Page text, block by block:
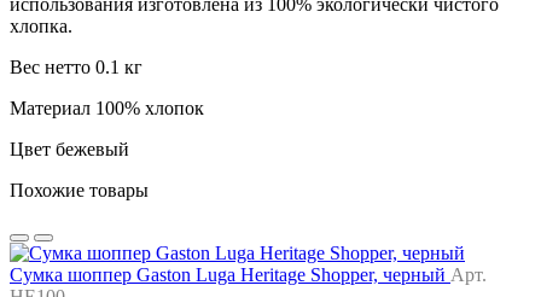
использования изготовлена из 100% экологически чистого
хлопка.
Вес нетто 0.1 кг
Материал 100% хлопок
Цвет бежевый
Похожие товары
Сумка шоппер Gaston Luga Heritage Shopper, черный Арт.